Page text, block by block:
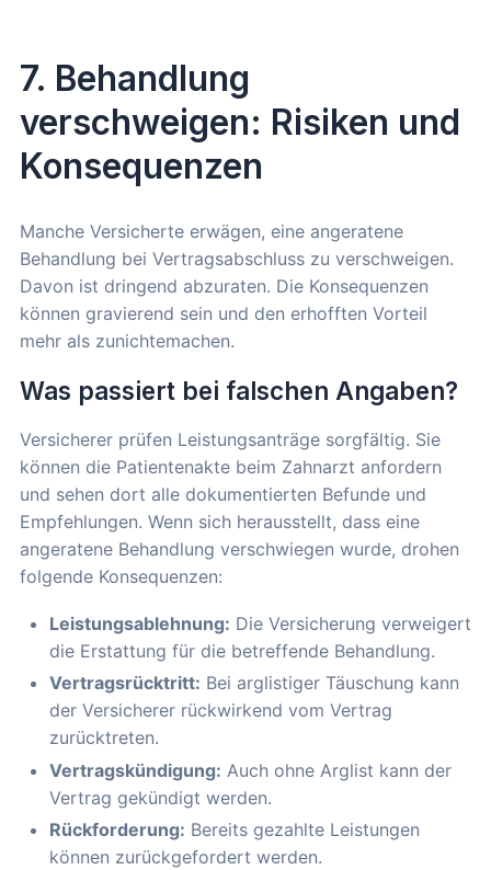
7. Behandlung
verschweigen: Risiken und
Konsequenzen
Manche Versicherte erwägen, eine angeratene
Behandlung bei Vertragsabschluss zu verschweigen.
Davon ist dringend abzuraten. Die Konsequenzen
können gravierend sein und den erhofften Vorteil
mehr als zunichtemachen.
Was passiert bei falschen Angaben?
Versicherer prüfen Leistungsanträge sorgfältig. Sie
können die Patientenakte beim Zahnarzt anfordern
und sehen dort alle dokumentierten Befunde und
Empfehlungen. Wenn sich herausstellt, dass eine
angeratene Behandlung verschwiegen wurde, drohen
folgende Konsequenzen:
Leistungsablehnung: Die Versicherung verweigert
die Erstattung für die betreffende Behandlung.
Vertragsrücktritt: Bei arglistiger Täuschung kann
der Versicherer rückwirkend vom Vertrag
zurücktreten.
Vertragskündigung: Auch ohne Arglist kann der
Vertrag gekündigt werden.
Rückforderung: Bereits gezahlte Leistungen
können zurückgefordert werden.